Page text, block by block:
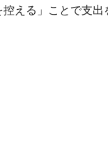
える」ことで支出